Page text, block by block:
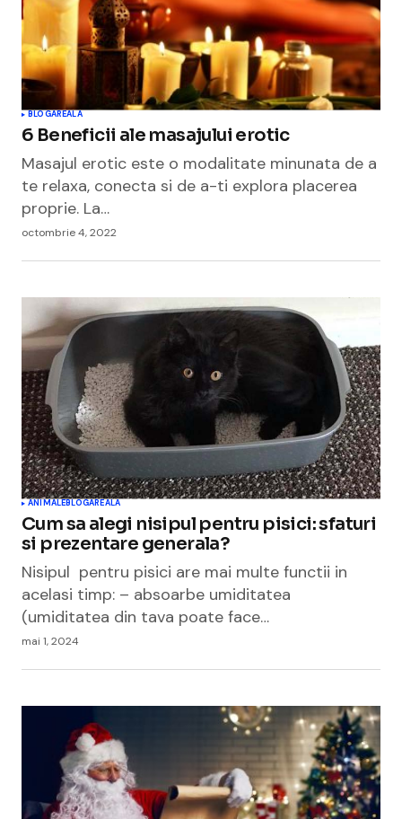
BLOGAREALA
6 Beneficii ale masajului erotic
Masajul erotic este o modalitate minunata de a
te relaxa, conecta si de a-ti explora placerea
proprie. La…
octombrie 4, 2022
ANIMALEBLOGAREALA
Cum sa alegi nisipul pentru pisici: sfaturi
si prezentare generala?
Nisipul pentru pisici are mai multe functii in
acelasi timp: – absoarbe umiditatea
(umiditatea din tava poate face…
mai 1, 2024